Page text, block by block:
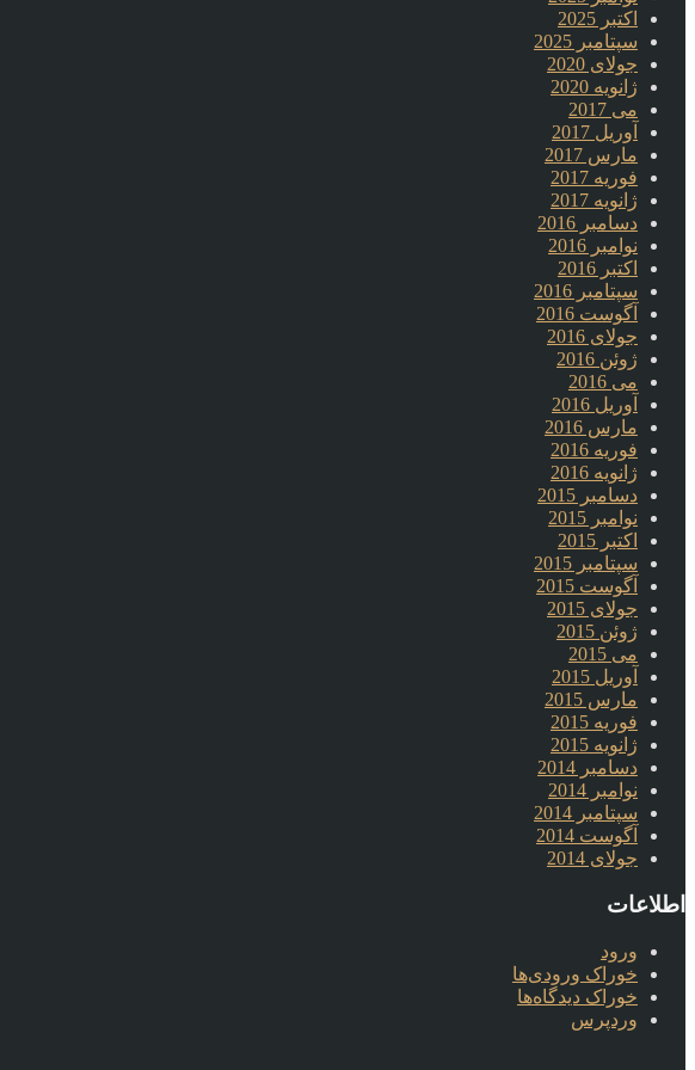
اکتبر 2025
سپتامبر 2025
جولای 2020
ژانویه 2020
می 2017
آوریل 2017
مارس 2017
فوریه 2017
ژانویه 2017
دسامبر 2016
نوامبر 2016
اکتبر 2016
سپتامبر 2016
آگوست 2016
جولای 2016
ژوئن 2016
می 2016
آوریل 2016
مارس 2016
فوریه 2016
ژانویه 2016
دسامبر 2015
نوامبر 2015
اکتبر 2015
سپتامبر 2015
آگوست 2015
جولای 2015
ژوئن 2015
می 2015
آوریل 2015
مارس 2015
فوریه 2015
ژانویه 2015
دسامبر 2014
نوامبر 2014
سپتامبر 2014
آگوست 2014
جولای 2014
اطلاعات
ورود
خوراک ورودی‌ها
خوراک دیدگاه‌ها
وردپرس